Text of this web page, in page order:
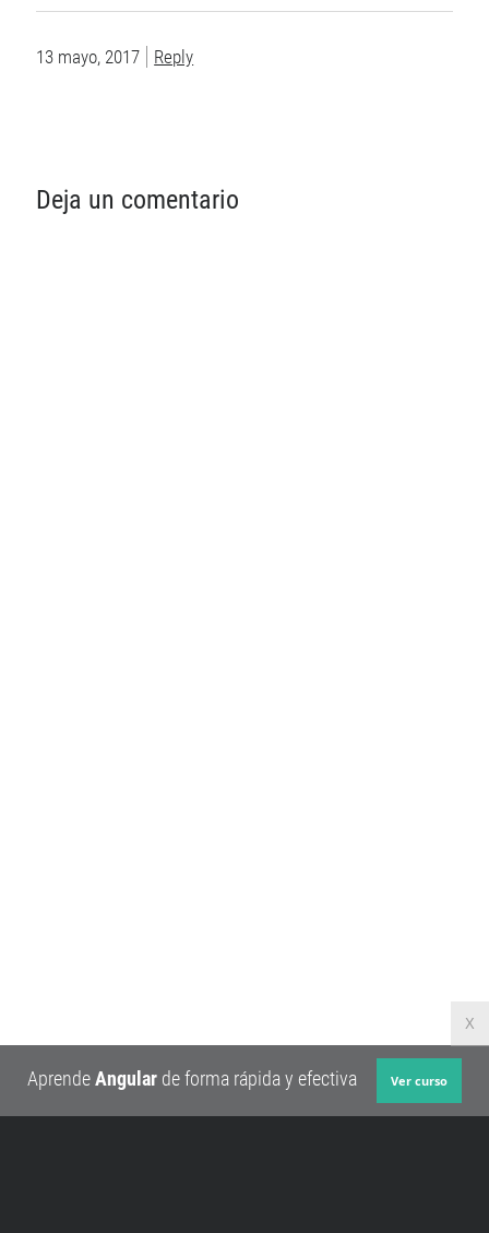
AprendeAngular de forma rápida y efectiva Ver curso
X
13 mayo, 2017 Reply
Deja un comentario